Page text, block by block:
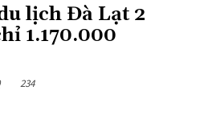
lịch Đà Lạt 2
1.170.000
234